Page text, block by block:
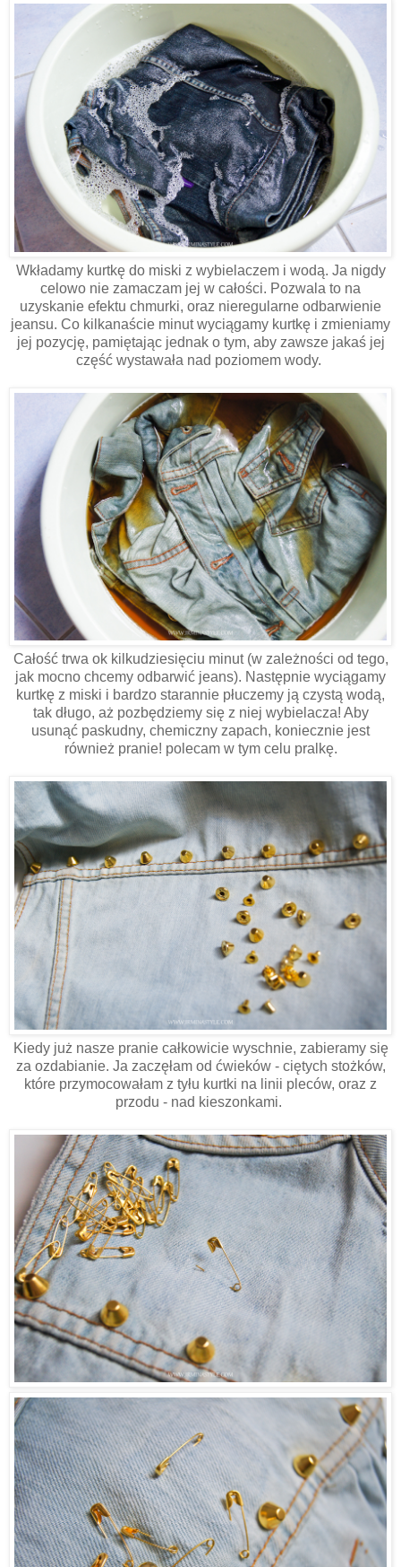
Wkładamy kurtkę do miski z wybielaczem i wodą. Ja nigdy
celowo nie zamaczam jej w całości. Pozwala to na
uzyskanie efektu chmurki, oraz nieregularne odbarwienie
jeansu. Co kilkanaście minut wyciągamy kurtkę i zmieniamy
jej pozycję, pamiętając jednak o tym, aby zawsze jakaś jej
część wystawała nad poziomem wody.
Całość trwa ok kilkudziesięciu minut (w zależności od tego,
jak mocno chcemy odbarwić jeans). Następnie wyciągamy
kurtkę z miski i bardzo starannie płuczemy ją czystą wodą,
tak długo, aż pozbędziemy się z niej wybielacza! Aby
usunąć paskudny, chemiczny zapach, koniecznie jest
również pranie! polecam w tym celu pralkę.
Kiedy już nasze pranie całkowicie wyschnie, zabieramy się
za ozdabianie. Ja zaczęłam od ćwieków - ciętych stożków,
które przymocowałam z tyłu kurtki na linii pleców, oraz z
przodu - nad kieszonkami.